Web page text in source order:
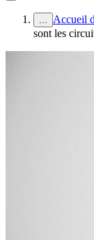
... Accueil
sont les